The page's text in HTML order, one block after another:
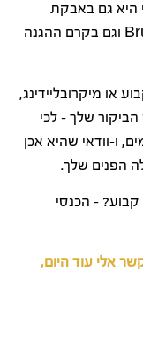
היא גם באבקת
ההגנה של חברת Noon בשם Brush & Go וגם בקרם ההגנה
או מיקרובליידינג,
שלך – לכי
ו-וודאי שהיא אכן
הפנים שלך.
– הכנסי
אלי עוד היום,